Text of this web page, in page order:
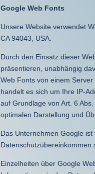
Google Web Fonts
Unsere Website verwendet
CA 94043, USA.
Durch den Einsatz dieser
präsentieren, unabhängig
Web Fonts von einem
handelt es sich um Ihre IP-
auf Grundlage von Art. 6
optimalen Darstellung und
Das Unternehmen Google
Datenschutzübereinkommen
Einzelheiten über Google